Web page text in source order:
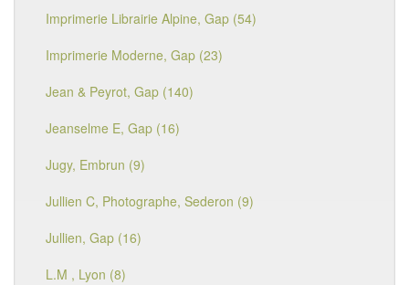
Imprimerie Librairie Alpine, Gap (54)
Imprimerie Moderne, Gap (23)
Jean & Peyrot, Gap (140)
Jeanselme E, Gap (16)
Jugy, Embrun (9)
Jullien C, Photographe, Sederon (9)
Jullien, Gap (16)
L.M , Lyon (8)